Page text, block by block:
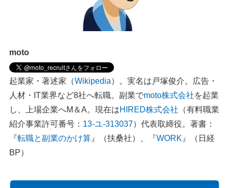
moto
起業家・著述家（Wikipedia）。実名は戸塚俊介。広告・
人材・IT業界など8社へ転職。副業でmoto株式会社を起業
し、上場企業へM＆A。現在はHIRED株式会社 （有料職業
紹介事業許可番号： 13-ユ-313037）代表取締役。著書：
『転職と副業のかけ算 』（扶桑社）、『WORK 』（日経
BP）